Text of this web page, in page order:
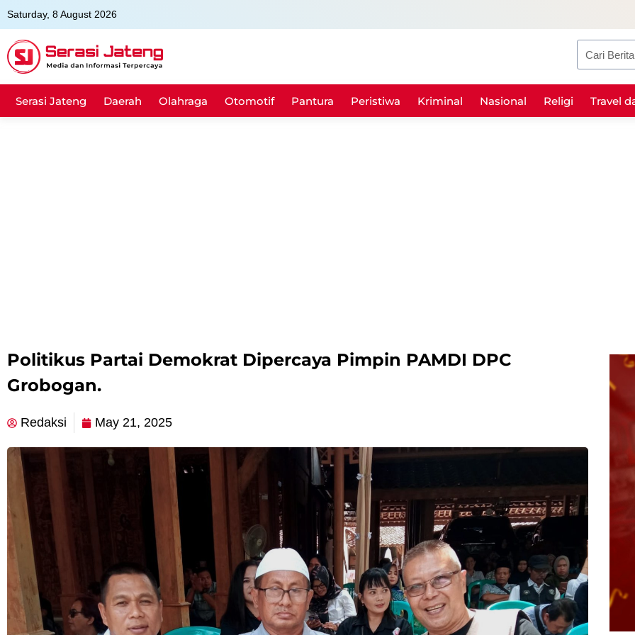
Skip
to
content
Saturday, 8 August 2026
Serasi Jateng Daerah Olahraga Otomotif Pantura Peristiwa Kriminal Nasional Religi Travel
Politikus Partai Demokrat Dipercaya Pimpin PAMDI DPC
Grobogan.
Redaksi May 21, 2025